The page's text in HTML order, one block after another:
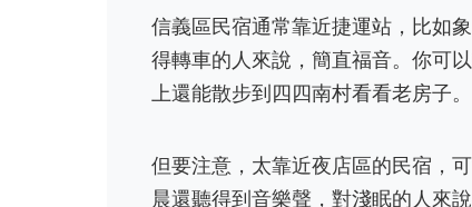
信義區民宿通常靠近捷運站，比如
得轉車的人來說，簡直福音。你可
上還能散步到四四南村看看老房子
但要注意，太靠近夜店區的民宿，
晨還聽得到音樂聲，對淺眠的人來說